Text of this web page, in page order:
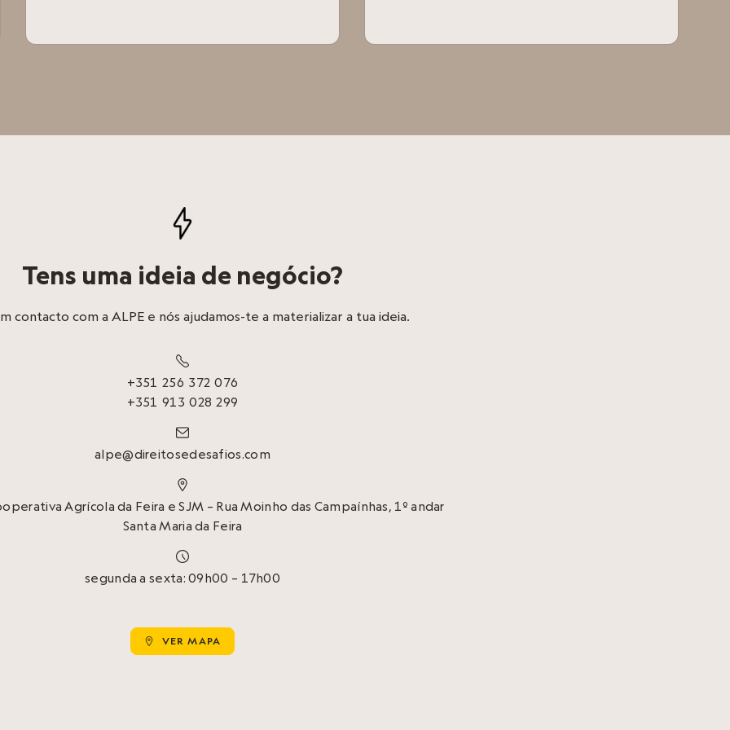
Tens uma ideia de negócio?
contacto com a ALPE e nós ajudamos-te a materializar a tua ideia.

+351 256 372 076
+351 913 028 299

alpe@direitosedesafios.com

Agrícola da Feira e SJM – Rua Moinho das Campaínhas, 1º andar
Santa Maria da Feira

segunda a sexta: 09h00 – 17h00
 VER MAPA